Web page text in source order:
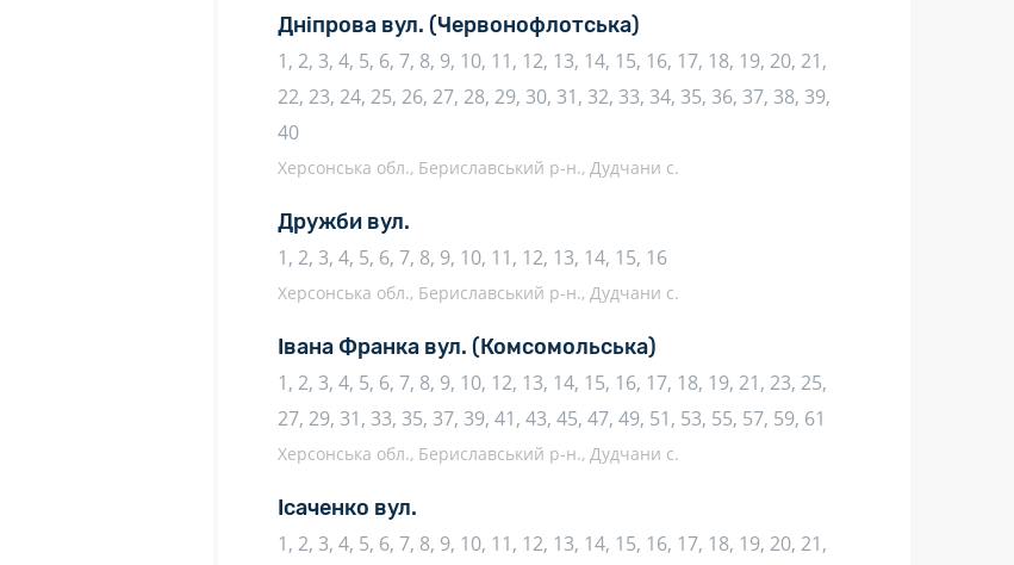
Дніпрова вул. (Червонофлотська)
1, 2, 3, 4, 5, 6, 7, 8, 9, 10, 11, 12, 13, 14, 15, 16, 17, 18, 19, 20, 21,
22, 23, 24, 25, 26, 27, 28, 29, 30, 31, 32, 33, 34, 35, 36, 37, 38, 39,
40
Херсонська обл., Бериславський р-н., Дудчани с.
Дружби вул.
1, 2, 3, 4, 5, 6, 7, 8, 9, 10, 11, 12, 13, 14, 15, 16
Херсонська обл., Бериславський р-н., Дудчани с.
Івана Франка вул. (Комсомольська)
1, 2, 3, 4, 5, 6, 7, 8, 9, 10, 12, 13, 14, 15, 16, 17, 18, 19, 21, 23, 25,
27, 29, 31, 33, 35, 37, 39, 41, 43, 45, 47, 49, 51, 53, 55, 57, 59, 61
Херсонська обл., Бериславський р-н., Дудчани с.
Ісаченко вул.
1, 2, 3, 4, 5, 6, 7, 8, 9, 10, 11, 12, 13, 14, 15, 16, 17, 18, 19, 20, 21,